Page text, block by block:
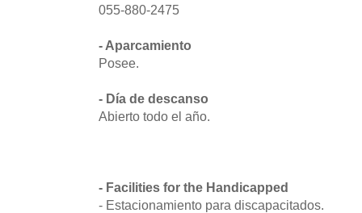
055-880-2475
- Aparcamiento
Posee.
- Día de descanso
Abierto todo el año.
- Facilities for the Handicapped
- Estacionamiento para discapacitados.